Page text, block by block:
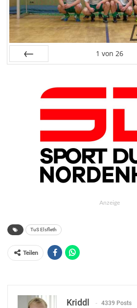
1 von 26
Anzeige
TuS Elsfleth
Teilen
Kriddl 4339 Posts